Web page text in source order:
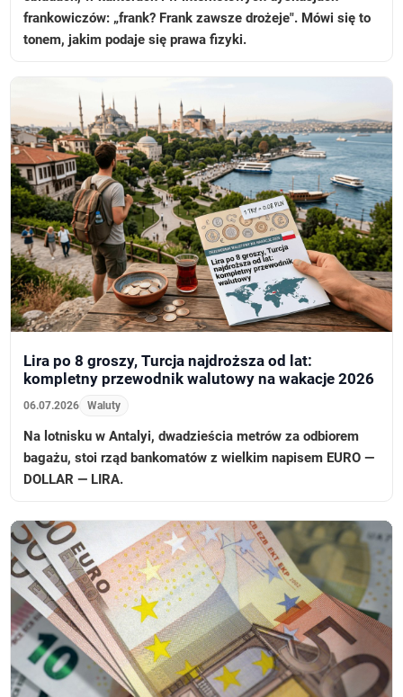
frankowiczów: „frank? Frank zawsze drożeje". Mówi się to
tonem, jakim podaje się prawa fizyki.
Lira po 8 groszy, Turcja najdroższa od lat:
kompletny przewodnik walutowy na wakacje 2026
06.07.2026 Waluty
Na lotnisku w Antalyi, dwadzieścia metrów za odbiorem
bagażu, stoi rząd bankomatów z wielkim napisem EURO —
DOLLAR — LIRA.